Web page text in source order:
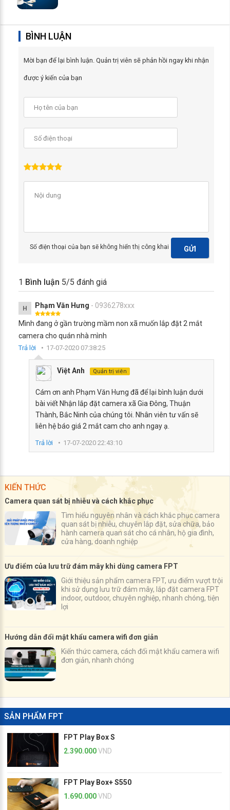
BÌNH LUẬN
Mời bạn để lại bình luận. Quản trị viên sẽ phản hồi ngay khi nhận
được ý kiến của bạn
Số điện thoại của bạn sẽ không hiển thị công khai GỬI
1 Bình luận 5/5 đánh giá
H Phạm Văn Hưng - 0936278xxx
Mình đang ở gần trường mầm non xã muốn lắp đặt 2 mắt
camera cho quán nhà mình
Trả lời 17-07-2020 07:38:25
Việt Anh Quản trị viên
Cám ơn anh Phạm Văn Hưng đã để lại bình luận dưới
bài viết Nhận lắp đặt camera xã Gia Đông, Thuận
Thành, Bắc Ninh của chúng tôi. Nhân viên tư vấn sẽ
liên hệ báo giá 2 mắt cam cho anh ngay ạ.
Trả lời 17-07-2020 22:43:10
KIẾN THỨC
Camera quan sát bị nhiễu và cách khắc phục
Tìm hiểu nguyên nhân và cách khắc phục camera
quan sát bị nhiễu, chuyên lắp đặt, sửa chữa, bảo
hành camera quan sát cho cá nhân, hộ gia đình,
cửa hàng, doanh nghiệp
Ưu điểm của lưu trữ đám mây khi dùng camera FPT
Giới thiệu sản phẩm camera FPT, ưu điểm vượt trội
khi sử dụng lưu trữ đám mây, lắp đặt camera FPT
indoor, outdoor, chuyên nghiệp, nhanh chóng, tiện
lợi
Hướng dẫn đổi mật khẩu camera wifi đơn giản
Kiến thức camera, cách đổi mật khẩu camera wifi
đơn giản, nhanh chóng
SẢN PHẨM FPT
FPT Play Box S
2.390.000VND
FPT Play Box+ S550
1.690.000VND